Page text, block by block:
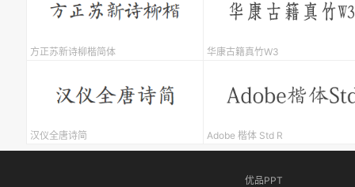
方正苏新诗柳楷简体 华康古籍真竹W3
汉仪全唐诗简 Adobe 楷体 Std R
优品PPT